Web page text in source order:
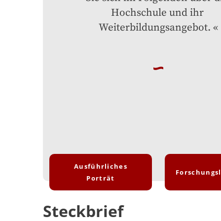
Hochschule und ihr
Weiterbildungsangebot.
Ausführliches
Porträt
Steckbrief